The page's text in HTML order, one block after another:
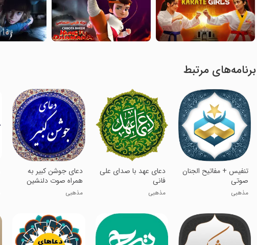
برنامه‌های مرتبط
تنفیس + مفاتیح الجنان
صوتی
مذهبی
‏دعای عهد با صدای علی
فانی
مذهبی
دعای جوشن کبیر به
همراه صوت دلنشین
مذهبی